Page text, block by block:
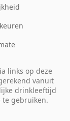
links op deze
vanuit
drinkleeftijd
te gebruiken.